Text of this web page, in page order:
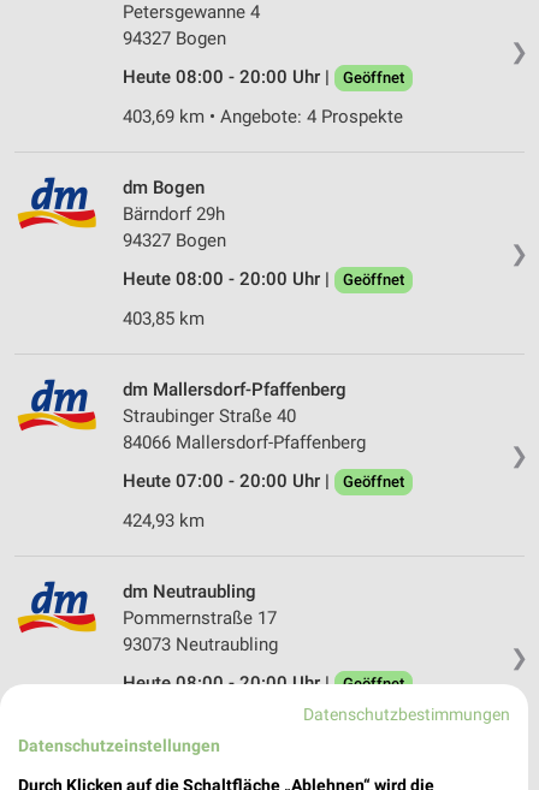
❯
Petersgewanne 4
94327 Bogen
Heute 08:00 - 20:00 Uhr |
Geöffnet
403,69 km • Angebote: 4 Prospekte
❯
dm Bogen
Bärndorf 29h
94327 Bogen
Heute 08:00 - 20:00 Uhr |
Geöffnet
403,85 km
❯
dm Mallersdorf-Pfaffenberg
Straubinger Straße 40
84066 Mallersdorf-Pfaffenberg
Heute 07:00 - 20:00 Uhr |
Geöffnet
424,93 km
❯
dm Neutraubling
Pommernstraße 17
93073 Neutraubling
Heute 08:00 - 20:00 Uhr | Geöffnet
Datenschutzbestimmungen
Datenschutzeinstellungen
Durch Klicken auf die Schaltfläche „Ablehnen“ wird die